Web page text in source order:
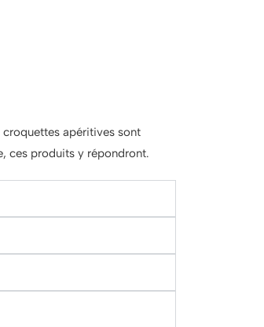
croquettes apéritives sont
ces produits y répondront.